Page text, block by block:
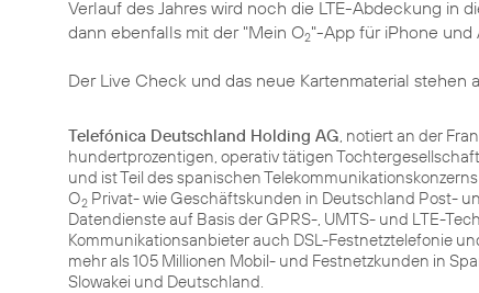
Verlauf des Jahres wird noch die LTE-Abdeckung in
dann ebenfalls mit der "Mein O2"-App für iPhone und
Der Live Check und das neue Kartenmaterial stehen
Telefónica Deutschland Holding AG, notiert an der
hundertprozentigen, operativ tätigen
und ist Teil des spanischen
O2 Privat- wie Geschäftskunden in Deutschland Post-
Datendienste auf Basis der GPRS-, UMTS- und LTE-
Kommunikationsanbieter auch DSL-Festnetztelefonie
mehr als 105 Millionen Mobil- und Festnetzkunden in
Slowakei und Deutschland.